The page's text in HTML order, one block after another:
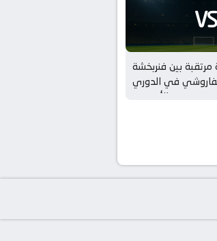
VS
بين فنربخشة
في الدوري
الأوروبي